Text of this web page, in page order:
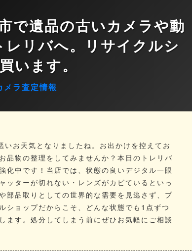
で遺品の古いカメラや動
リバへ。リサイクルシ
います。
ラ査定情報
お天気となりましたね。お出かけを控えてお
品物の整理をしてみませんか？本日のトレリバ
化中です！当店では、状態の良いデジタル一眼
ッターが切れない・レンズがカビているといっ
部品取りとしての世界的な需要を見逃さず、プ
ショップだからこそ、どんな状態でも1点ずつ
ます。処分してしまう前にぜひお気軽にご相談